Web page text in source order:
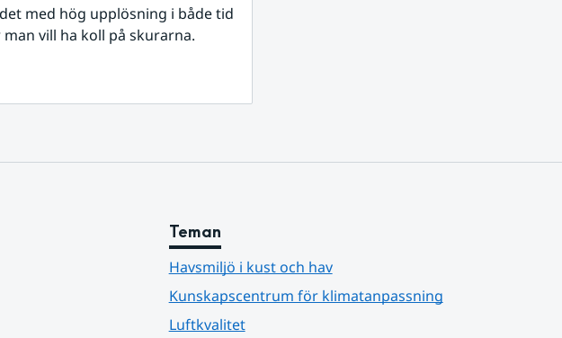
med hög upplösning i både tid
vill ha koll på skurarna.
Teman
Havsmiljö i kust och hav
Kunskapscentrum för klimatanpassning
Luftkvalitet